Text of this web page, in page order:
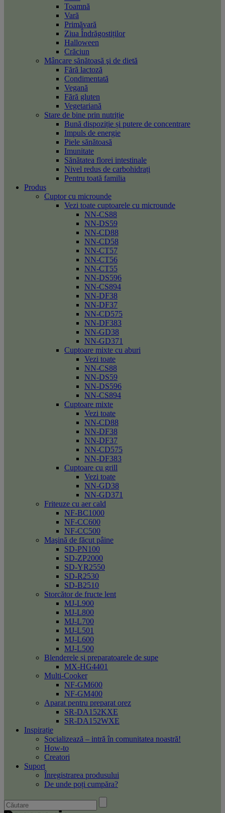
Toamnă
Vară
Primăvară
Ziua Îndrăgostiților
Halloween
Crăciun
Mâncare sănătoasă şi de dietă
Fără lactoză
Condimentată
Vegană
Fără gluten
Vegetariană
Stare de bine prin nutriție
Bună dispoziție și putere de concentrare
Impuls de energie
Piele sănătoasă
Imunitate
Sănătatea florei intestinale
Nivel redus de carbohidrați
Pentru toată familia
Produs
Cuptor cu microunde
Vezi toate cuptoarele cu microunde
NN-CS88
NN-DS59
NN-CD88
NN-CD58
NN-CT57
NN-CT56
NN-CT55
NN-DS596
NN-CS894
NN-DF38
NN-DF37
NN-CD575
NN-DF383
NN-GD38
NN-GD371
Cuptoare mixte cu aburi
Vezi toate
NN-CS88
NN-DS59
NN-DS596
NN-CS894
Cuptoare mixte
Vezi toate
NN-CD88
NN-DF38
NN-DF37
NN-CD575
NN-DF383
Cuptoare cu grill
Vezi toate
NN-GD38
NN-GD371
Friteuze cu aer cald
NF-BC1000
NF-CC600
NF-CC500
Maşină de făcut pâine
SD-PN100
SD-ZP2000
SD-YR2550
SD-R2530
SD-B2510
Storcător de fructe lent
MJ-L900
MJ-L800
MJ-L700
MJ-L501
MJ-L600
MJ-L500
Blenderele și preparatoarele de supe
MX-HG4401
Multi-Cooker
NF-GM600
NF-GM400
Aparat pentru preparat orez
SR-DA152KXE
SR-DA152WXE
Inspirație
Socializează – intră în comunitatea noastră!
How-to
Creatori
Suport
Înregistrarea produsului
De unde poți cumpăra?